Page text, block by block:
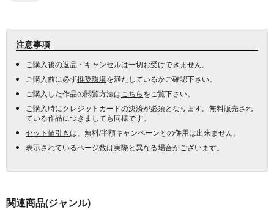
注意事項
ご購入後の返品・キャンセルは一切お受けできません。
ご購入前に必ず推奨環境を満たしているかご確認下さい。
ご購入した作品の閲覧方法は こちらをご覧下さい。
ご購入時にクレジットカードの決済が必須となります。無料販売され
ている作品につきましても同様です。
セット値引きは、無料/半額キャンペーンとの併用は出来ません。
表示されているページ数は実際と異なる場合がございます。
関連商品(ジャンル)